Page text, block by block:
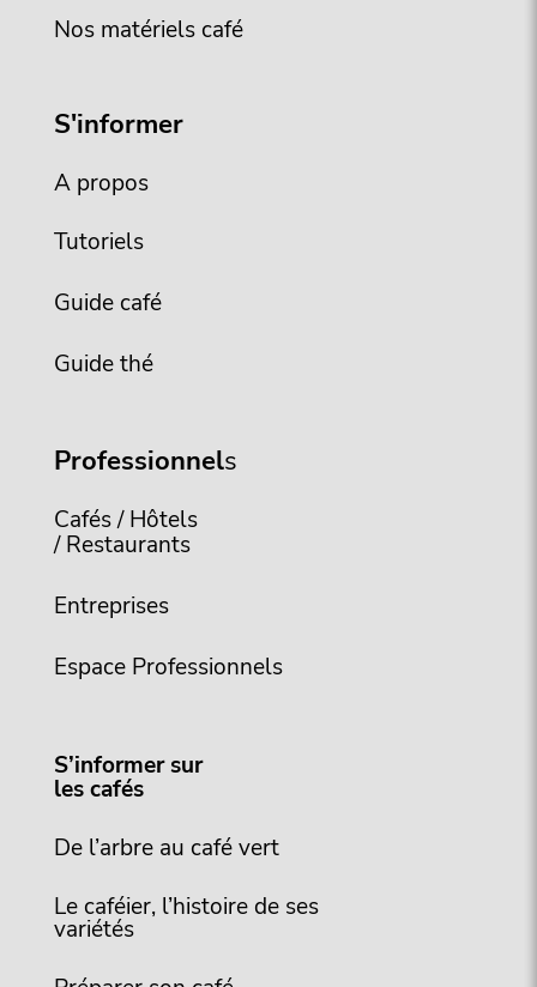
Nos matériels café
S'informer
A propos
Tutoriels
Guide café
Guide thé
Professionnels
Cafés / Hôtels
/ Restaurants
Entreprises
Espace Professionnels
S’informer sur
les cafés
De l’arbre au café vert
Le caféier, l’histoire de ses
variétés